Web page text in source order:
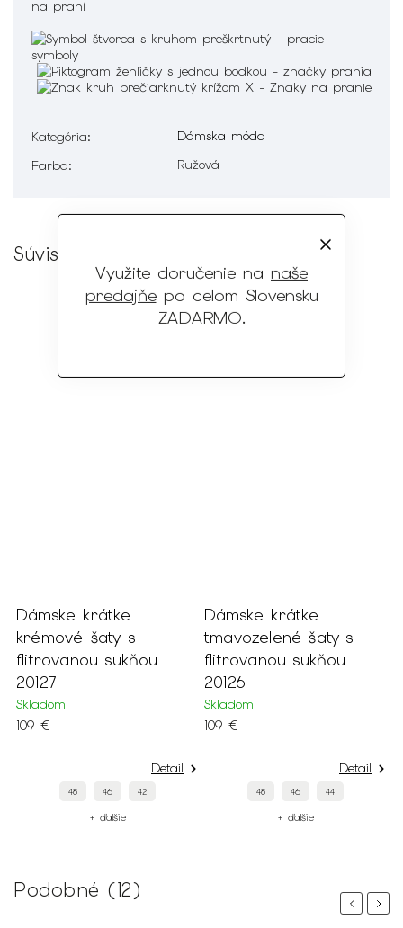
Využite doručenie na naše
predajňepo celom Slovensku
ZADARMO.
Kategória:
Dámska móda
Farba: Ružová
Súvisiaci tovar
Dámske krátke
krémové šaty s
flitrovanou sukňou
20127
Skladom
109 €
Detail
48 46 42
+ ďalšie
Dámske krátke
tmavozelené šaty s
flitrovanou sukňou
20126
Skladom
109 €
Detail
48 46 44
+ ďalšie
Podobné (12)
PreviousNext